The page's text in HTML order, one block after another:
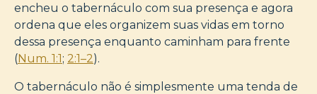
encheu o tabernáculo com sua presença e agora
ordena que eles organizem suas vidas em torno
dessa presença enquanto caminham para frente
(Num. 1:1; 2:1–2).
O tabernáculo não é simplesmente uma tenda de